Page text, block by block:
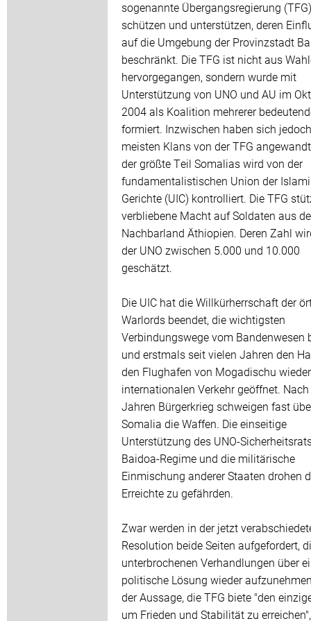
sogenannte Übergangsregierung (TFG)
schützen und unterstützen, deren
auf die Umgebung der Provinzstadt
beschränkt. Die TFG ist nicht aus
hervorgegangen, sondern wurde mit
Unterstützung von UNO und AU im
2004 als Koalition mehrerer
formiert. Inzwischen haben sich
meisten Klans von der TFG
der größte Teil Somalias wird von der
fundamentalistischen Union der
Gerichte (UIC) kontrolliert. Die TFG
verbliebene Macht auf Soldaten aus
Nachbarland Äthiopien. Deren Zahl
der UNO zwischen 5.000 und 10.000
geschätzt.
Die UIC hat die Willkürherrschaft der
Warlords beendet, die wichtigsten
Verbindungswege vom Bandenwesen
und erstmals seit vielen Jahren den
den Flughafen von Mogadischu
internationalen Verkehr geöffnet.
Jahren Bürgerkrieg schweigen fast
Somalia die Waffen. Die einseitige
Unterstützung des UNO-
Baidoa-Regime und die militärische
Einmischung anderer Staaten drohen
Erreichte zu gefährden.
Zwar werden in der jetzt
Resolution beide Seiten aufgefordert,
unterbrochenen Verhandlungen über
politische Lösung wieder
der Aussage, die TFG biete "den
um Frieden und Stabilität zu erreichen",